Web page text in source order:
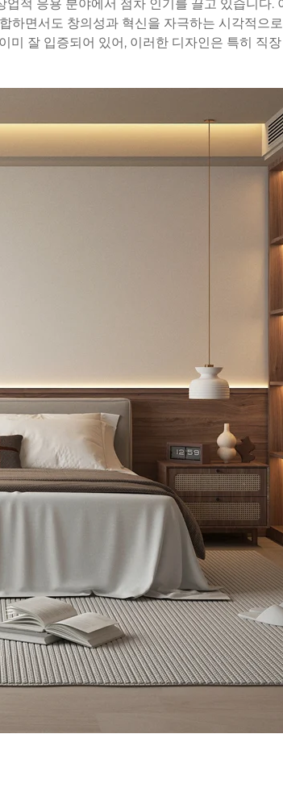
적 응용 분야에서 점차 인기를 끌고 있습니다.
하면서도 창의성과 혁신을 자극하는 시각적으
잘 입증되어 있어, 이러한 디자인은 특히 직